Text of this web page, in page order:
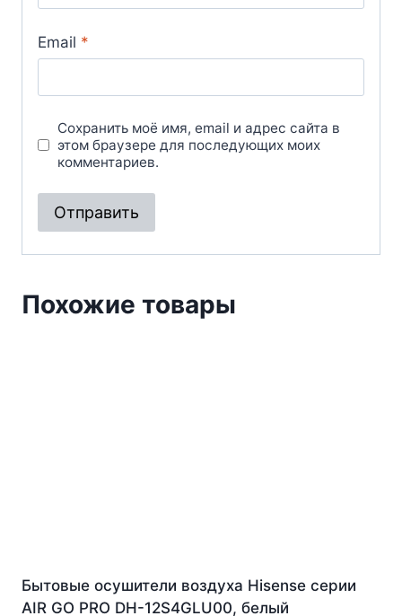
Email *
Сохранить моё имя, email и адрес сайта в
этом браузере для последующих моих
комментариев.
Похожие товары
Бытовые осушители воздуха Hisense серии
AIR GO PRO DH-12S4GLU00, белый